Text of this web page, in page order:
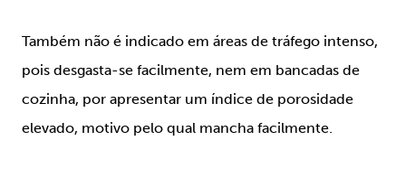
Também não é indicado em áreas de tráfego intenso,
pois desgasta-se facilmente, nem em bancadas de
cozinha, por apresentar um índice de porosidade
elevado, motivo pelo qual mancha facilmente.